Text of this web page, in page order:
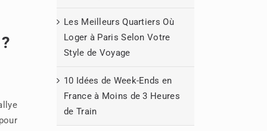
Les Meilleurs Quartiers Où
Loger à Paris Selon Votre
Style de Voyage
10 Idées de Week-Ends en
France à Moins de 3 Heures
de Train